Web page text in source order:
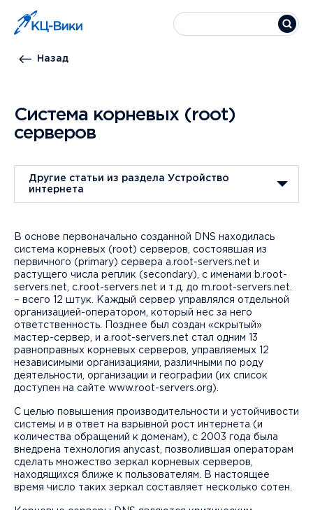
Назад
Система корневых (root)
серверов
Другие статьи из раздела Устройство
интернета
В основе первоначально созданной DNS находилась
система корневых (root) серверов, состоявшая из
первичного (primary) сервера a.root-servers.net и
растущего числа реплик (secondary), с именами b.root-
servers.net, c.root-servers.net и т.д. до m.root-servers.net.
– всего 12 штук. Каждый сервер управлялся отдельной
организацией-оператором, который нес за него
ответственность. Позднее был создан «скрытый»
мастер-сервер, и a.root-servers.net стал одним 13
равноправных корневых серверов, управляемых 12
независимыми организациями, различными по роду
деятельности, организации и географии (их список
доступен на сайте www.root-servers.org).
С целью повышения производительности и устойчивости
системы и в ответ на взрывной рост интернета (и
количества обращений к доменам), с 2003 года была
внедрена технология anycast, позволившая операторам
сделать множество зеркал корневых серверов,
находящихся ближе к пользователям. В настоящее
время число таких зеркал составляет несколько сотен.